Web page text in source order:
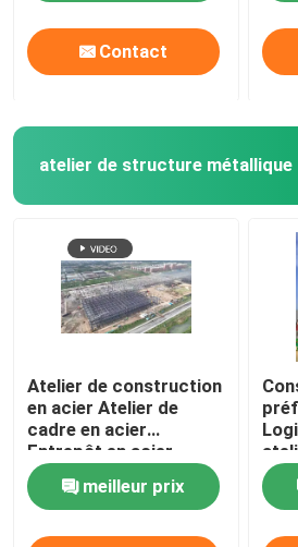
Contact
atelier de structure métallique
Atelier de construction
en acier Atelier de
cadre en acier
Entrepôt en acier
meilleur prix